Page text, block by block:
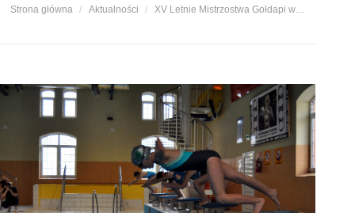
Jesteś tutaj:
Strona główna Aktualności XV Letnie Mistrzostwa Gołdapi w…